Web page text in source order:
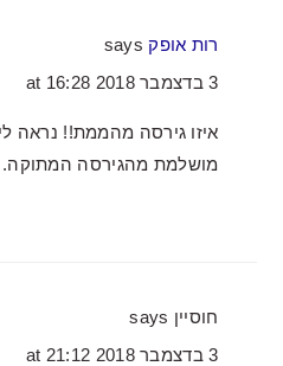
רות אופק says
3 בדצמבר 2018 at 16:28
איזו גירסה מהממת!! נראה
מושלמת מהגירסה המתוקה.
חוסיין says
3 בדצמבר 2018 at 21:12